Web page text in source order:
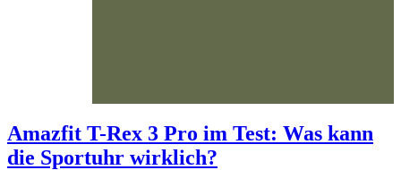
Amazfit T-Rex 3 Pro im Test: Was kann
die Sportuhr wirklich?